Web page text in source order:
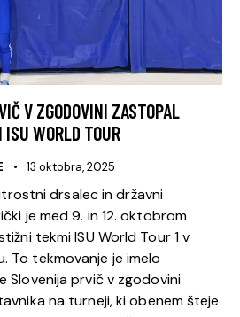
V ZGODOVINI ZASTOPAL
WORLD TOUR
13 oktobra, 2025
drsalec in državni
je med 9. in 12. oktobrom
tekmi ISU World Tour 1 v
To tekmovanje je imelo
Slovenija prvič v zgodovini
na turneji, ki obenem šteje